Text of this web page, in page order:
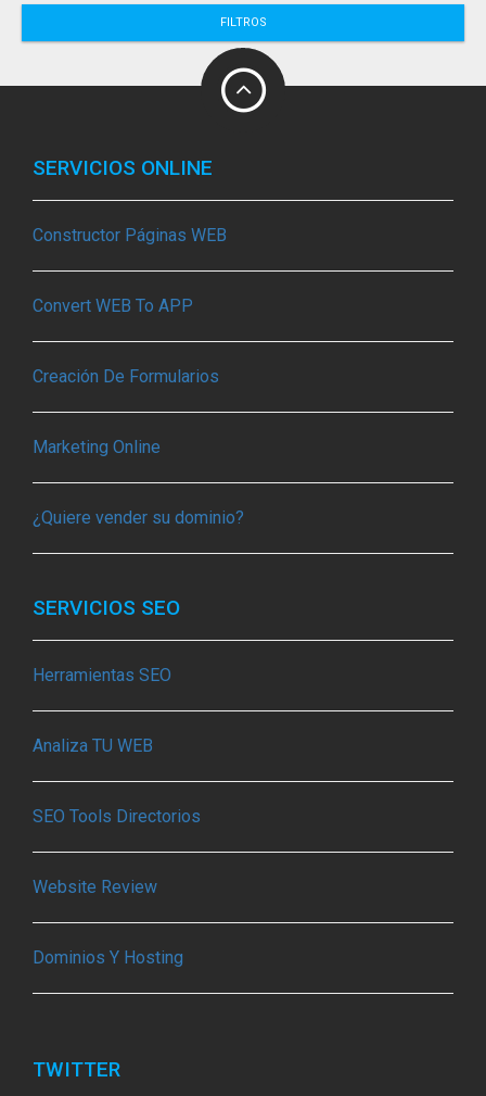
FILTROS
SERVICIOS ONLINE
Constructor Páginas WEB
Convert WEB To APP
Creación De Formularios
Marketing Online
¿Quiere vender su dominio?
SERVICIOS SEO
Herramientas SEO
Analiza TU WEB
SEO Tools Directorios
Website Review
Dominios Y Hosting
TWITTER